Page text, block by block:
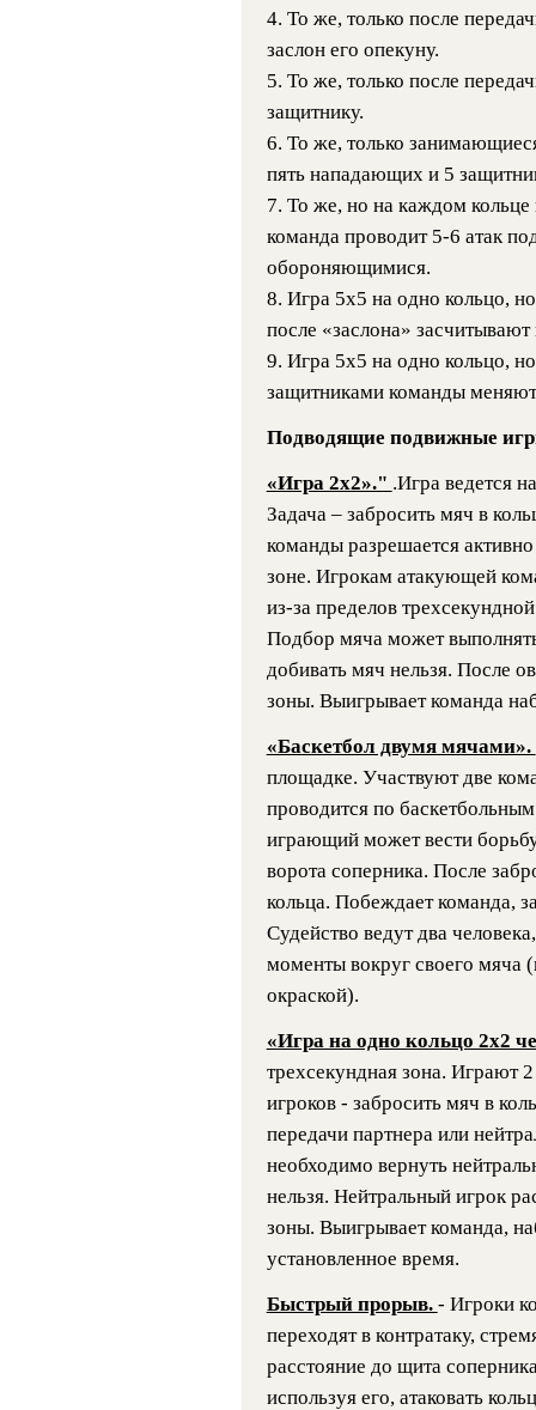
4. То же, только после
заслон его опекуну.
5. То же, только после
защитнику.
6. То же, только
пять нападающих и 5
7. То же, но на каждом кольце
команда проводит 5-6 атак
обороняющимися.
8. Игра 5х5 на одно кольцо,
после «заслона»
9. Игра 5х5 на одно кольцо,
защитниками команды
Подводящие подвижные
«Игра 2х2»." .Игра ведется
Задача – забросить мяч в
команды разрешается
зоне. Игрокам атакующей
из-за пределов
Подбор мяча может
добивать мяч нельзя. После
зоны. Выигрывает команда
«Баскетбол двумя мячами».
площадке. Участвуют две
проводится по
играющий может вести
ворота соперника. После
кольца. Побеждает команда,
Судейство ведут два
моменты вокруг своего мяча
окраской).
«Игра на одно кольцо 2х2
трехсекундная зона. Играют
игроков - забросить мяч в
передачи партнера или
необходимо вернуть
нельзя. Нейтральный игрок
зоны. Выигрывает команда,
установленное время.
Быстрый прорыв. - Игроки
переходят в контратаку,
расстояние до щита
используя его, атаковать